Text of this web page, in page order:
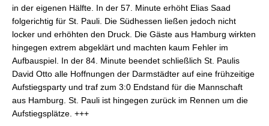
in der eigenen Hälfte. In der 57. Minute erhöht Elias Saad
folgerichtig für St. Pauli. Die Südhessen ließen jedoch nicht
locker und erhöhten den Druck. Die Gäste aus Hamburg wirkten
hingegen extrem abgeklärt und machten kaum Fehler im
Aufbauspiel. In der 84. Minute beendet schließlich St. Paulis
David Otto alle Hoffnungen der Darmstädter auf eine frühzeitige
Aufstiegsparty und traf zum 3:0 Endstand für die Mannschaft
aus Hamburg. St. Pauli ist hingegen zurück im Rennen um die
Aufstiegsplätze. +++